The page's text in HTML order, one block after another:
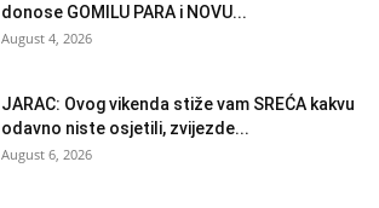
donose GOMILU PARA i NOVU...
August 4, 2026
JARAC: Ovog vikenda stiže vam SREĆA kakvu
odavno niste osjetili, zvijezde...
August 6, 2026